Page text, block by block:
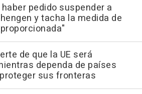
pedido suspender a
y tacha la medida de
de que la UE será
dependa de países
sus fronteras